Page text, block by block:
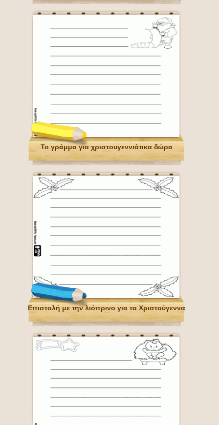
Το γράμμα για χριστουγεννιάτικα δώρα
Επιστολή με την λιόπρινο για τα Χριστούγεννα